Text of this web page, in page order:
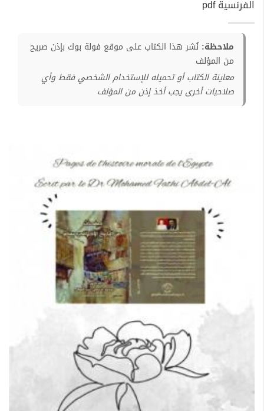
الفرنسية pdf
ملاحظة: نُشر هذا الكتاب على موقع فولة بوك بإذن صريح
من المؤلف
معاينة الكتاب أو تحميله للإستخدام الشخصي فقط وأي
صلاحيات أخرى يجب أخذ إذن من المؤلف